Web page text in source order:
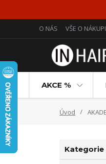
O NÁS VŠE O
AKCE %
Úvod
Kategorie